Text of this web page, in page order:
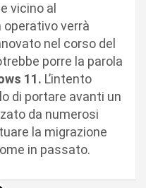
vicino al
verrà
nel corso del
porre la parola
11. L’intento
di portare avanti un
da numerosi
la migrazione
in passato.